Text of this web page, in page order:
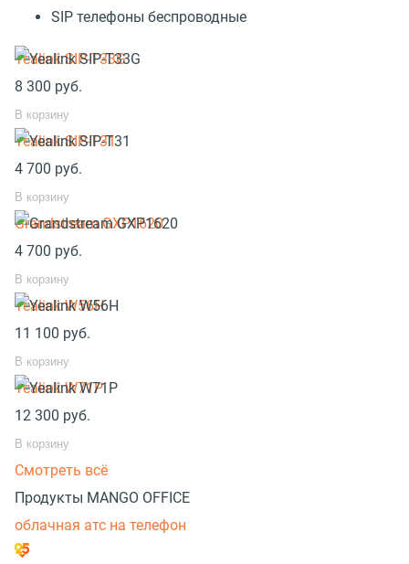
SIP телефоны беспроводные
Yealink SIP-T33G
8 300 руб.
В корзину
Yealink SIP-T31
4 700 руб.
В корзину
Grandstream GXP1620
4 700 руб.
В корзину
Yealink W56H
11 100 руб.
В корзину
Yealink W71P
12 300 руб.
В корзину
Смотреть всё
Продукты MANGO OFFICE
облачная атс на телефон